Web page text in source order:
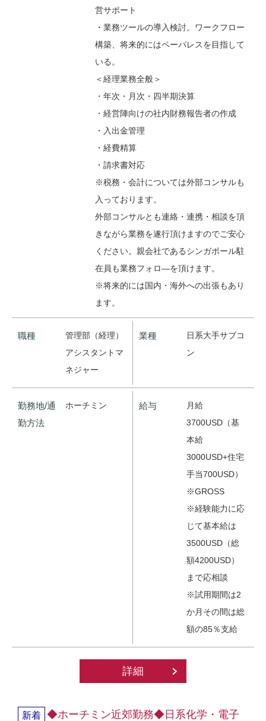
営サポート
・業務ツールの導入検討。ワークフロー
構築、将来的にはペーパレスを目指して
いる。
＜経理業務全般＞
・年次・月次・四半期決算
・経営陣向けの社内財務報告者の作成
・入出金管理
・経費精算
・請求書対応
※税務・会計については外部コンサルも
入っております。
外部コンサルとも連絡・連携・相談を頂
きながら業務を遂行頂けますのでご安心
ください。親会社であるシンガポール駐
在員も業務フォロ―を頂けます。
※将来的には国内・海外への出張もあり
ます。
職種
管理部（経理）
アシスタントマ
ネジャー
業種
日系大手サブコ
ン
勤務地/通
勤方法
ホーチミン 給与
月給
3700USD（基
本給
3000USD+住宅
手当700USD）
※GROSS
※経験能力に応
じて基本給は
3500USD（総
額4200USD）
まで応相談
※試用期間は2
か月その間は総
額の85％支給
詳細
新着 ◆ホーチミン近郊勤務◆日系化学・電子